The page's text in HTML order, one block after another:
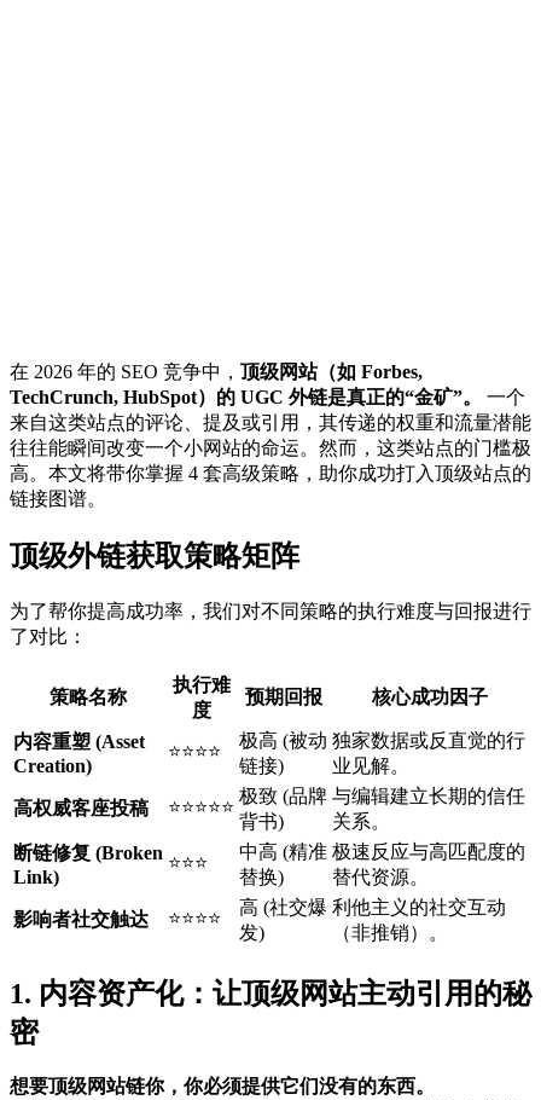
在 2026 年的 SEO 竞争中， 顶级网站（如 Forbes,
TechCrunch, HubSpot）的 UGC 外链是真正的“金矿”。
一个
来自这类站点的评论、提及或引用，其传递的权重和流量潜能
往往能瞬间改变一个小网站的命运。然而，这类站点的门槛极
高。本文将带你掌握 4 套高级策略，助你成功打入顶级站点的
链接图谱。
顶级外链获取策略矩阵
为了帮你提高成功率，我们对不同策略的执行难度与回报进行
了对比：
策略名称
执行难
度
预期回报 核心成功因子
内容重塑 (Asset
Creation)
⭐⭐⭐⭐
极高 (被动
链接)
独家数据或反直觉的行
业见解。
高权威客座投稿 ⭐⭐⭐⭐⭐
极致 (品牌
背书)
与编辑建立长期的信任
关系。
断链修复 (Broken
Link)
⭐⭐⭐
中高 (精准
替换)
极速反应与高匹配度的
替代资源。
影响者社交触达 ⭐⭐⭐⭐
高 (社交爆
发)
利他主义的社交互动
（非推销）。
1. 内容资产化：让顶级网站主动引用的秘
密
想要顶级网站链你，你必须提供它们没有的东西。